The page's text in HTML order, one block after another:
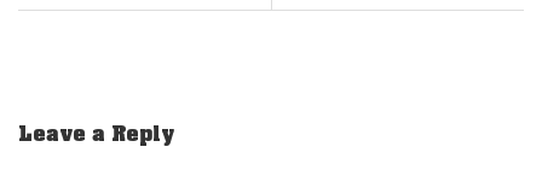
Leave a Reply